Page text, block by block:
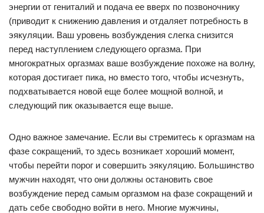
энергии от гениталий и подача ее вверх по позвоночнику
(приводит к снижению давления и отдаляет потребность в
эякуляции. Ваш уровень возбуждения слегка снизится
перед наступлением следующего оргазма. При
многократных оргазмах ваше возбуждение похоже на волну,
которая достигает пика, но вместо того, чтобы исчезнуть,
подхватывается новой еще более мощной волной, и
следующий пик оказывается еще выше.
Одно важное замечание. Если вы стремитесь к оргазмам на
фазе сокращений, то здесь возникает хороший момент,
чтобы перейти порог и совершить эякуляцию. Большинство
мужчин находят, что они должны остановить свое
возбуждение перед самым оргазмом на фазе сокращений и
дать себе свободно войти в него. Многие мужчины,